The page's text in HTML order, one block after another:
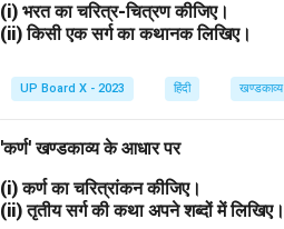
(i) भरत का चरित्र-चित्रण कीजिए।
(ii) किसी एक सर्ग का कथानक लिखिए।
UP Board X - 2023 हिंदी खण्डकाव्य
'कर्ण' खण्डकाव्य के आधार पर
(i) कर्ण का चरित्रांकन कीजिए।
(ii) तृतीय सर्ग की कथा अपने शब्दों में लिखिए।